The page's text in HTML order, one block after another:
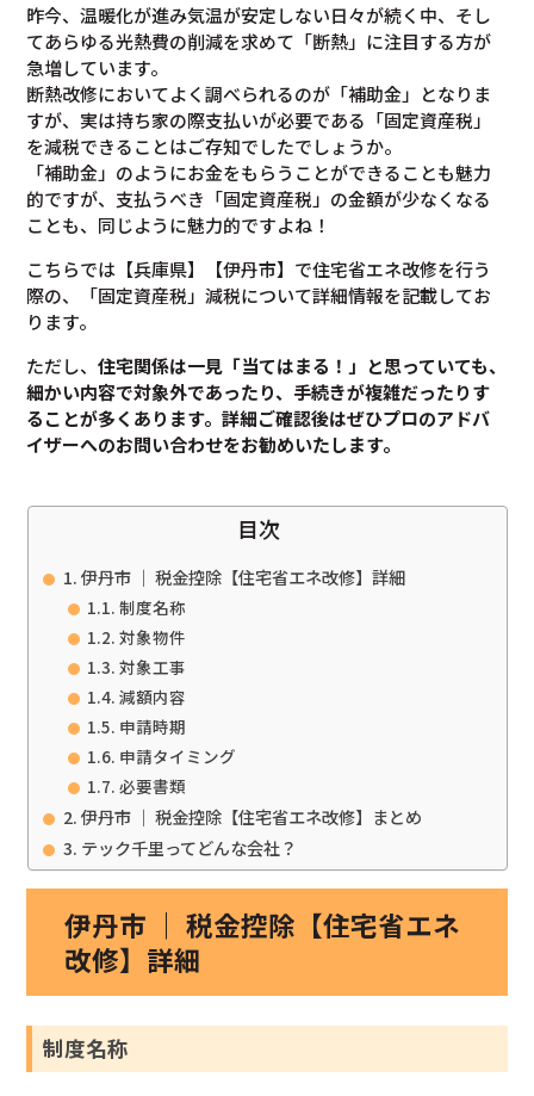
昨今、温暖化が進み気温が安定しない日々が続く中、そし
てあらゆる光熱費の削減を求めて「断熱」に注目する方が
急増しています。
断熱改修においてよく調べられるのが「補助金」となりま
すが、実は持ち家の際支払いが必要である「固定資産税」
を減税できることはご存知でしたでしょうか。
「補助金」のようにお金をもらうことができることも魅力
的ですが、支払うべき「固定資産税」の金額が少なくなる
ことも、同じように魅力的ですよね！
こちらでは【兵庫県】【伊丹市】で住宅省エネ改修を行う
際の、「固定資産税」減税について詳細情報を記載してお
ります。
ただし、住宅関係は一見「当てはまる！」と思っていても、
細かい内容で対象外であったり、手続きが複雑だったりす
ることが多くあります。詳細ご確認後はぜひプロのアドバ
イザーへのお問い合わせをお勧めいたします。
目次
伊丹市 ｜ 税金控除【住宅省エネ改修】詳細
制度名称
対象物件
対象工事
減額内容
申請時期
申請タイミング
必要書類
伊丹市 ｜ 税金控除【住宅省エネ改修】まとめ
テック千里ってどんな会社？
伊丹市 ｜ 税金控除【住宅省エネ
改修】詳細
制度名称